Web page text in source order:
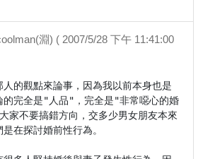
淵) ( 2007/5/28 下午 11:41:00
人的觀點來論事，因為我以前本身也是
的完全是"人品"，完全是"非常噁心的婚
家不要搞錯方向，交多少男女朋友本來
在探討婚前性行為。